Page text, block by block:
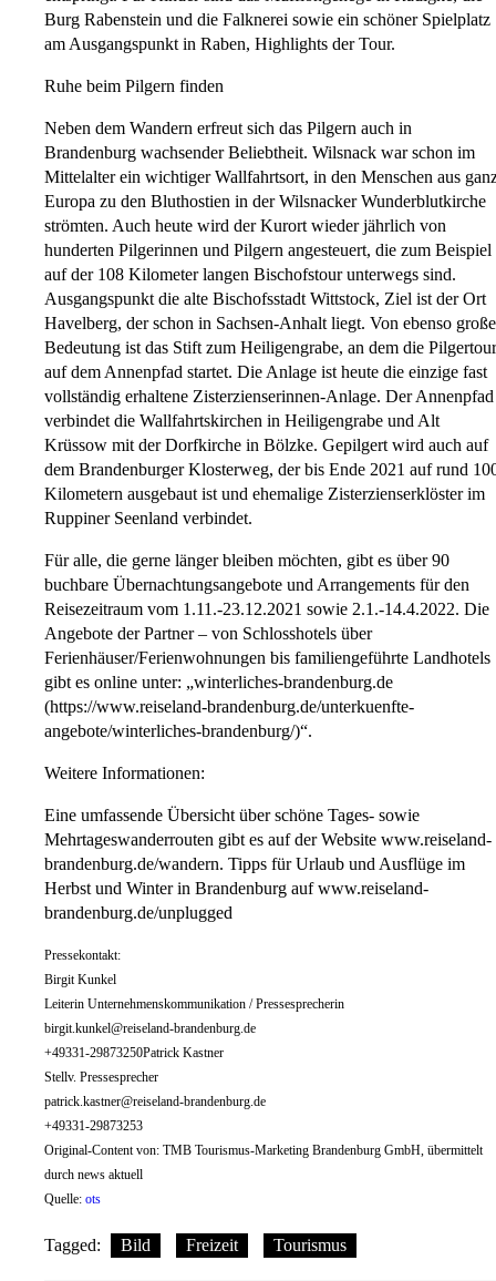
Burg Rabenstein und die Falknerei sowie ein schöner Spielplatz
am Ausgangspunkt in Raben, Highlights der Tour.
Ruhe beim Pilgern finden
Neben dem Wandern erfreut sich das Pilgern auch in
Brandenburg wachsender Beliebtheit. Wilsnack war schon im
Mittelalter ein wichtiger Wallfahrtsort, in den Menschen aus
Europa zu den Bluthostien in der Wilsnacker Wunderblutkirche
strömten. Auch heute wird der Kurort wieder jährlich von
hunderten Pilgerinnen und Pilgern angesteuert, die zum Beispiel
auf der 108 Kilometer langen Bischofstour unterwegs sind.
Ausgangspunkt die alte Bischofsstadt Wittstock, Ziel ist der Ort
Havelberg, der schon in Sachsen-Anhalt liegt. Von ebenso
Bedeutung ist das Stift zum Heiligengrabe, an dem die Pilgertour
auf dem Annenpfad startet. Die Anlage ist heute die einzige fast
vollständig erhaltene Zisterzienserinnen-Anlage. Der Annenpfad
verbindet die Wallfahrtskirchen in Heiligengrabe und Alt
Krüssow mit der Dorfkirche in Bölzke. Gepilgert wird auch auf
dem Brandenburger Klosterweg, der bis Ende 2021 auf rund
Kilometern ausgebaut ist und ehemalige Zisterzienserklöster im
Ruppiner Seenland verbindet.
Für alle, die gerne länger bleiben möchten, gibt es über 90
buchbare Übernachtungsangebote und Arrangements für den
Reisezeitraum vom 1.11.-23.12.2021 sowie 2.1.-14.4.2022. Die
Angebote der Partner – von Schlosshotels über
Ferienhäuser/Ferienwohnungen bis familiengeführte Landhotels
gibt es online unter: „winterliches-brandenburg.de
(https://www.reiseland-brandenburg.de/unterkuenfte-
angebote/winterliches-brandenburg/)“.
Weitere Informationen:
Eine umfassende Übersicht über schöne Tages- sowie
Mehrtageswanderrouten gibt es auf der Website www.reiseland-
brandenburg.de/wandern. Tipps für Urlaub und Ausflüge im
Herbst und Winter in Brandenburg auf www.reiseland-
brandenburg.de/unplugged
Pressekontakt:
Birgit Kunkel
Leiterin Unternehmenskommunikation / Pressesprecherin
birgit.kunkel@reiseland-brandenburg.de
+49331-29873250Patrick Kastner
Stellv. Pressesprecher
patrick.kastner@reiseland-brandenburg.de
+49331-29873253
Original-Content von: TMB Tourismus-Marketing Brandenburg GmbH, übermittelt
durch news aktuell
Quelle: ots
Tagged: Bild Freizeit Tourismus